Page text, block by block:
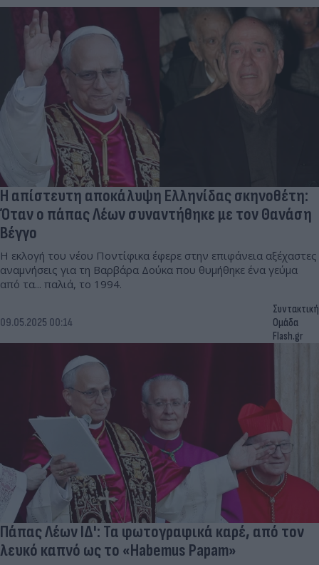
Η απίστευτη αποκάλυψη Ελληνίδας σκηνοθέτη:
Όταν ο πάπας Λέων συναντήθηκε με τον Θανάση
Βέγγο
Η εκλογή του νέου Ποντίφικα έφερε στην επιφάνεια αξέχαστες
αναμνήσεις για τη Βαρβάρα Δούκα που θυμήθηκε ένα γεύμα
από τα... παλιά, το 1994.
09.05.2025 00:14
Συντακτική
Ομάδα
Flash.gr
Πάπας Λέων ΙΔ': Τα φωτογραφικά καρέ, από τον
λευκό καπνό ως το «Habemus Papam»